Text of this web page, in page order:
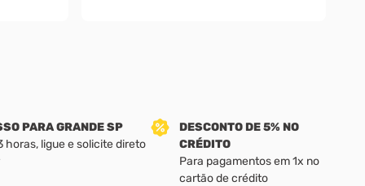
PARA GRANDE SP
horas, ligue e solicite direto
DESCONTO DE 5% NO
CRÉDITO
Para pagamentos em 1x no
cartão de crédito